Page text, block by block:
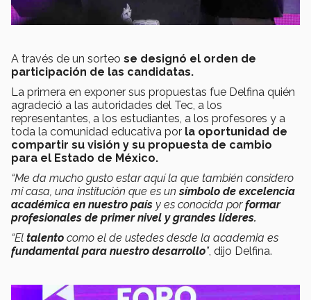
A través de un sorteo se designó el orden de
participación de las candidatas.
La primera en exponer sus propuestas fue Delfina quién
agradeció a las autoridades del Tec, a los
representantes, a los estudiantes, a los profesores y a
toda la comunidad educativa por la oportunidad de
compartir su visión y su propuesta de cambio
para el Estado de México.
“Me da mucho gusto estar aquí la que también considero
mi casa, una institución que es unsímbolo de excelencia
académica en nuestro país y es conocida porformar
profesionales de primer nivel y grandes líderes.
“El talento como el de ustedes desde la academia es
fundamental para nuestro desarrollo”, dijo Delfina.